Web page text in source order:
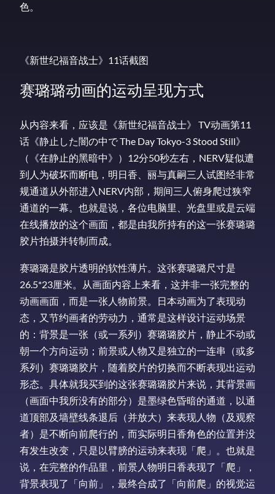
色。
《新世纪福音战士》11话截图
赛璐璐动画的运动呈现方式
从内容来看，应该是《新世纪福音战士》 TV动画第11
话《静止した闇の中で The Day Tokyo-3 Stood Still》
（《在静止的黑暗中》）12分50秒左右，NERV疑似遭
到人为破坏而断电，明日香、丽与真嗣三人试图经非常
规通道从外部进入NERV内部，期间三人俯身爬过狭窄
通道的一幕。也就是说，各位电脑里、光盘里或是云端
在线播放的这个画面，都是由我所持有的这一张赛璐璐
胶片拍摄并转制而成。
赛璐璐是胶片透明的软性薄片。这张赛璐璐尺寸是
26.5*23厘米。从画面内容上来看，这并非一张完整的
动画画面，而是一张人物前景。日本动画为了表现动
态，又节约画者的劳动力，通常是这样设计运动场景
的：背景是一张（或一系列）赛璐璐胶片，静止不动或
朝一个方向运动；前景或人物又是独立的一连串（或多
系列）赛璐璐胶片，随着胶片的切换而不断表现出运动
形态。具体就我买到的这张赛璐璐胶片来说，其背景画
（画面中我所没有的部分）是墨绿色昏暗的通道，以通
道顶部及墙壁线条退后（并放大）来表现人物（及观察
者）是不断向前爬行的，而实际明日香角色的位置并没
有发生改变，只是以臂膀的运动来表现「爬」。也就是
说，在完整的作品里，前景人物明日香表现了「爬」，
背景表现了「向前」，最终合成了「向前爬」的视觉运